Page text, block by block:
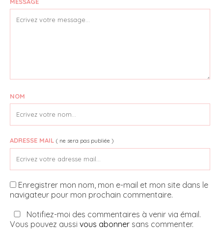
MESSAGE
NOM
ADRESSE MAIL ( ne sera pas publiée )
Enregistrer mon nom, mon e-mail et mon site dans le
navigateur pour mon prochain commentaire.
Notifiez-moi des commentaires à venir via émail.
Vous pouvez aussi vous abonner sans commenter.